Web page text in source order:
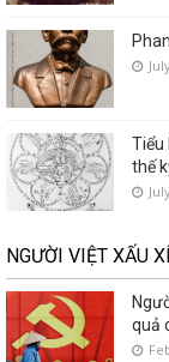
Tiểu
thế
NGƯỜI VIỆT XẤU XÍ
quả